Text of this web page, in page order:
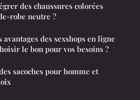
des chaussures colorées
robe neutre ?
avantages des sexshops en ligne
le bon pour vos besoins ?
sacoches pour homme et